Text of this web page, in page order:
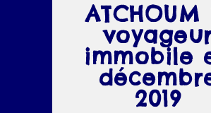
ATCHOUM
immobile
2019